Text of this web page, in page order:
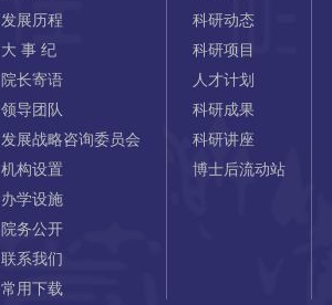
发展历程
大 事 纪
院长寄语
领导团队
发展战略咨询委员会
机构设置
办学设施
院务公开
联系我们
常用下载
科研动态
科研项目
人才计划
科研成果
科研讲座
博士后流动站